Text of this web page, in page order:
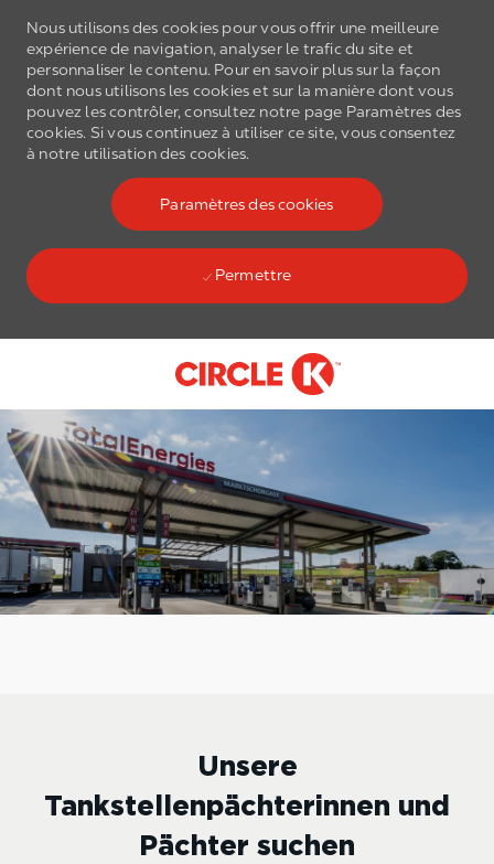
Nous utilisons des cookies pour vous offrir une meilleure
expérience de navigation, analyser le trafic du site et
personnaliser le contenu. Pour en savoir plus sur la façon
dont nous utilisons les cookies et sur la manière dont vous
pouvez les contrôler, consultez notre page Paramètres des
cookies. Si vous continuez à utiliser ce site, vous consentez
à notre utilisation des cookies.
Paramètres des cookies
Permettre
Unsere
Tankstellenpächterinnen und
Pächter suchen